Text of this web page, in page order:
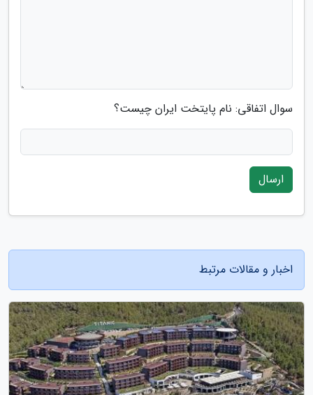
سوال اتفاقی: نام پایتخت ایران چیست؟
ارسال
اخبار و مقالات مرتبط